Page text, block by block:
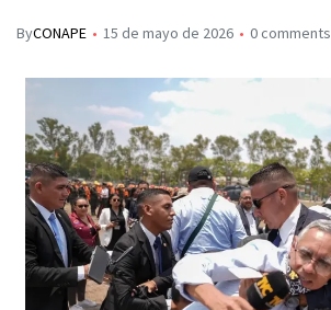
ByCONAPE 15 de mayo de 2026 0 comments